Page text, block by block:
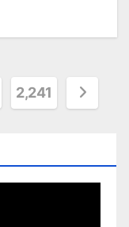
2,241